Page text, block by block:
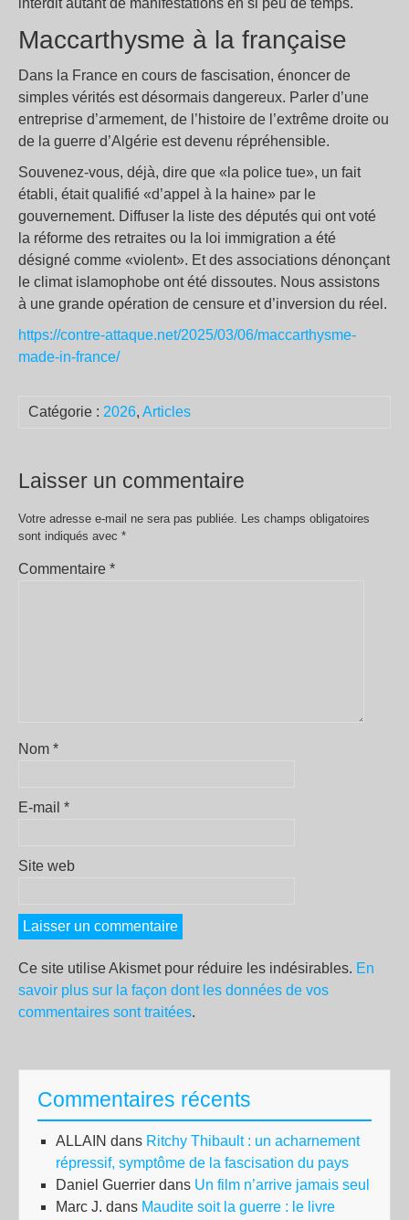
interdit autant de manifestations en si peu de temps.
Maccarthysme à la française
Dans la France en cours de fascisation, énoncer de
simples vérités est désormais dangereux. Parler d’une
entreprise d’armement, de l’histoire de l’extrême droite ou
de la guerre d’Algérie est devenu répréhensible.
Souvenez-vous, déjà, dire que «la police tue», un fait
établi, était qualifié «d’appel à la haine» par le
gouvernement. Diffuser la liste des députés qui ont voté
la réforme des retraites ou la loi immigration a été
désigné comme «violent». Et des associations dénonçant
le climat islamophobe ont été dissoutes. Nous assistons
à une grande opération de censure et d’inversion du réel.⁩
https://contre-attaque.net/2025/03/06/maccarthysme-
made-in-france/
Catégorie : 2026, Articles
Laisser un commentaire
Votre adresse e-mail ne sera pas publiée. Les champs obligatoires
sont indiqués avec *
Commentaire *
Nom *
E-mail *
Site web
Ce site utilise Akismet pour réduire les indésirables. En
savoir plus sur la façon dont les données de vos
commentaires sont traitées.
Commentaires récents
ALLAIN dans Ritchy Thibault : un acharnement
répressif, symptôme de la fascisation du pays
Daniel Guerrier dans Un film n’arrive jamais seul
Marc J. dans Maudite soit la guerre : le livre